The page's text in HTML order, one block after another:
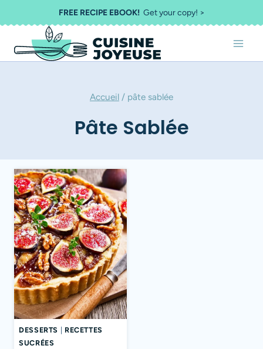
au
contenu
FREE RECIPE EBOOK!Get your copy! >
Accueil / pâte sablée
Pâte Sablée
DESSERTS
RECETTES
SUCRÉES